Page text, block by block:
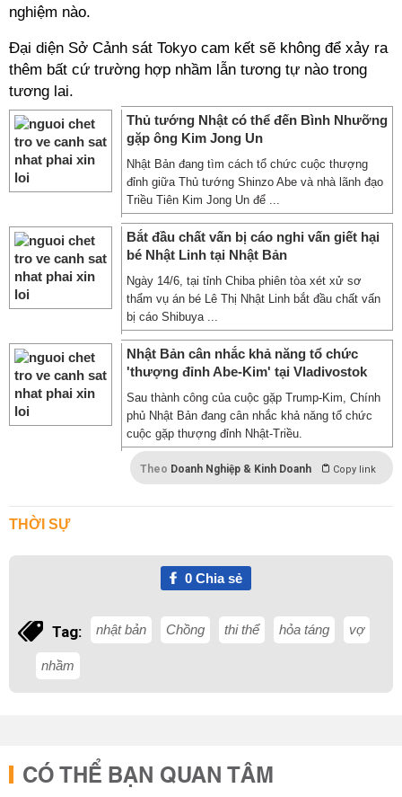
nghiệm nào.
Đại diện Sở Cảnh sát Tokyo cam kết sẽ không để xảy ra
thêm bất cứ trường hợp nhầm lẫn tương tự nào trong
tương lai.
Thủ tướng Nhật có thể đến Bình Nhưỡng
gặp ông Kim Jong Un
Nhật Bản đang tìm cách tổ chức cuộc thượng
đỉnh giữa Thủ tướng Shinzo Abe và nhà lãnh đạo
Triều Tiên Kim Jong Un để ...
Bắt đầu chất vấn bị cáo nghi vấn giết hại
bé Nhật Linh tại Nhật Bản
Ngày 14/6, tại tỉnh Chiba phiên tòa xét xử sơ
thẩm vụ án bé Lê Thị Nhật Linh bắt đầu chất vấn
bị cáo Shibuya ...
Nhật Bản cân nhắc khả năng tổ chức
'thượng đỉnh Abe-Kim' tại Vladivostok
Sau thành công của cuộc gặp Trump-Kim, Chính
phủ Nhật Bản đang cân nhắc khả năng tổ chức
cuộc gặp thượng đỉnh Nhật-Triều.
Theo Doanh Nghiệp & Kinh Doanh Copy link
THỜI SỰ
0Chia sẻ
Tag: nhật bản Chồng thi thể hỏa táng vợ
nhầm
CÓ THỂ BẠN QUAN TÂM